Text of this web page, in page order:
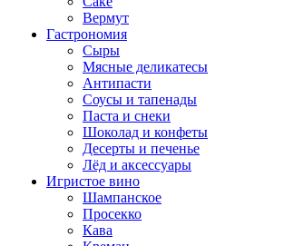
Вермут
Гастрономия
Сыры
Мясные деликатесы
Антипасти
Соусы и тапенады
Паста и снеки
Шоколад и конфеты
Десерты и печенье
Лёд и аксессуары
Игристое вино
Шампанское
Просекко
Кава